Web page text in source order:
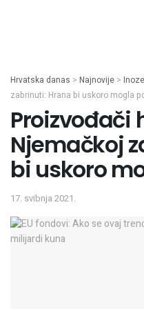
Hrvatska danas > Najnovije >
zabrinuti: Hrana bi uskoro mogla
Proizvođači
Njemačkoj
bi uskoro
17. svibnja 2021.